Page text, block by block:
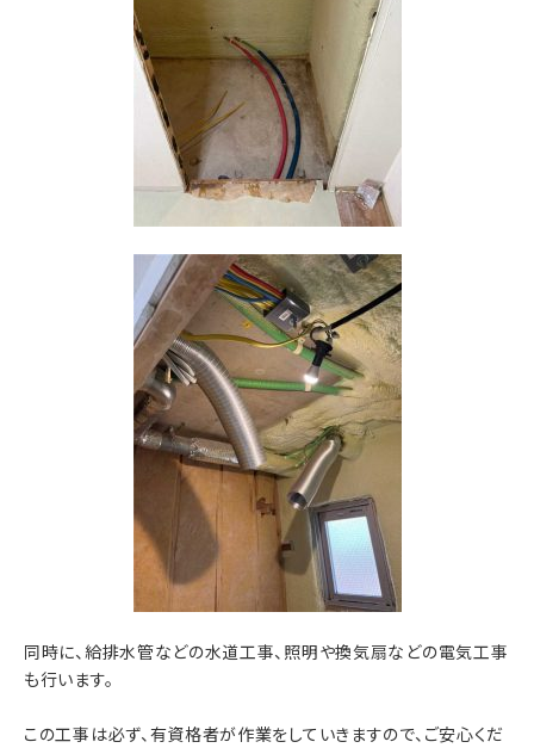
同時に、給排水管などの水道工事、照明や換気扇などの電気工事
も行います。
この工事は必ず、有資格者が作業をしていきますので、ご安心くだ